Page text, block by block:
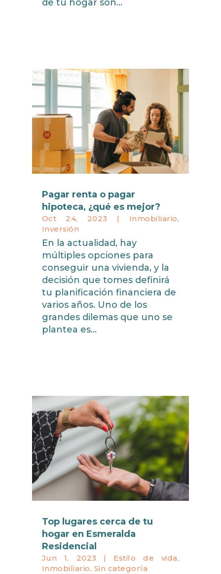
de tu hogar son...
Pagar renta o pagar
hipoteca, ¿qué es mejor?
Oct 24, 2023 | Inmobiliario,
Inversión
En la actualidad, hay
múltiples opciones para
conseguir una vivienda, y la
decisión que tomes definirá
tu planificación financiera de
varios años. Uno de los
grandes dilemas que uno se
plantea es...
Top lugares cerca de tu
hogar en Esmeralda
Residencial
Jun 1, 2023 | Estilo de vida,
Inmobiliario, Sin categoría